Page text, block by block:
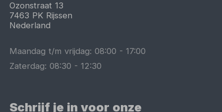
Ozonstraat 13
7463 PK Rijssen
Nederland
Maandag t/m vrijdag:08:00 -17:00
Zaterdag:08:30 -12:30
Schrijf je in voor onze